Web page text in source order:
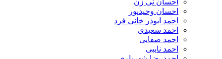
احسان وحیدپور
احمد ابوذر خانی فرد
احمد سعیدی
احمد صفایی
احمد نایبی